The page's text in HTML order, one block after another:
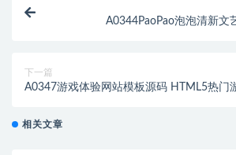
A0344PaoPao泡泡清新文
下一篇
A0347游戏体验网站模板源码 HTML5热门
相关文章